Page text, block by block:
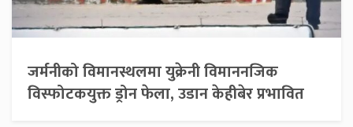
जर्मनीको विमानस्थलमा युक्रेनी विमाननजिक
विस्फोटकयुक्त ड्रोन फेला, उडान केहीबेर प्रभावित